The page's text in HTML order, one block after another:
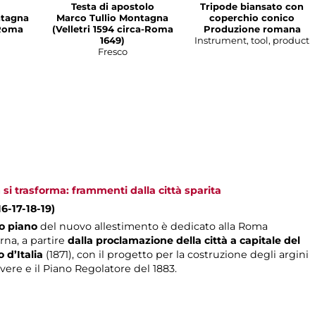
Testa di apostolo
Marco Tullio Montagna
(Velletri 1594 circa-Roma
1649)
Fresco
Tripode biansato con
coperchio conico
Produzione romana
Instrument, tool, product
si trasforma: frammenti dalla città sparita
17-18-19)
piano del nuovo allestimento è dedicato alla Roma
a partiredalla proclamazione della città a capitale del
d’Italia (1871), con il progetto per la costruzione degli argini
e il Piano Regolatore del 1883.